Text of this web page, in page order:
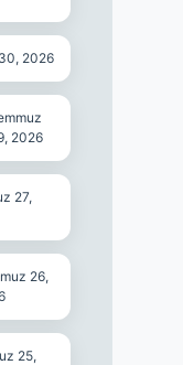
2026
2026
27,
26,
25,